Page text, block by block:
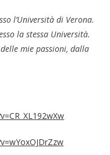
l’Università di Verona.
la stessa Università.
mie passioni, dalla